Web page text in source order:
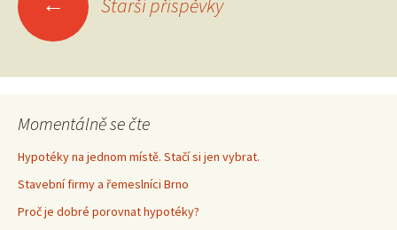
Navigace
pro
příspěvky
Starší příspěvky
Momentálně se čte
Hypotéky na jednom místě. Stačí si jen vybrat.
Stavební firmy a řemeslníci Brno
Proč je dobré porovnat hypotéky?